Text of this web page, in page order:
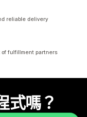
reliable delivery
fulfillment partners
式嗎？